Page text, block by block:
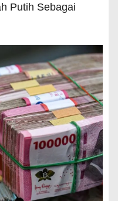
Putih Sebagai